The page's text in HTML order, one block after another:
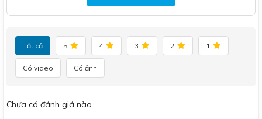
Tất cả 5 4 3 2 1
Có video Có ảnh
Chưa có đánh giá nào.